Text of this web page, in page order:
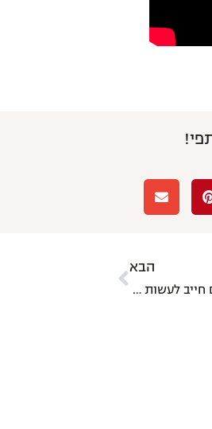
הבא
האם חייב לעשות ניקוי רעלים